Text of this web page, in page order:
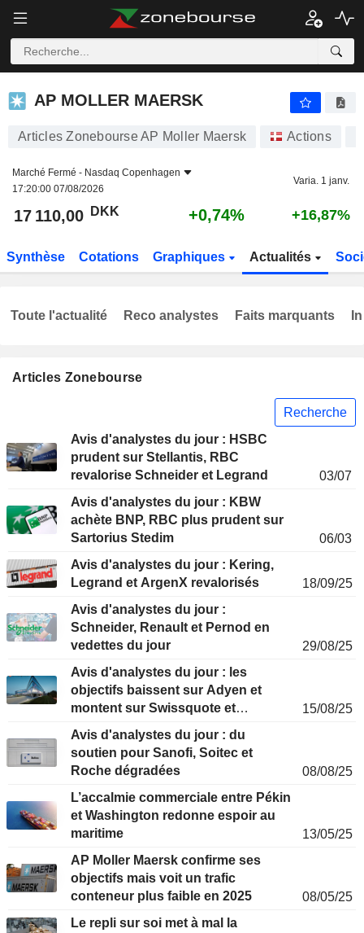
AP MOLLER MAERSK
AP MOLLER MAERSK
Articles Zonebourse AP Moller Maersk Actions
Marché Fermé - Nasdaq Copenhagen
17:20:00 07/08/2026
Varia. 1 janv.
17 110,00 DKK +0,74% +16,87%
Synthèse Cotations Graphiques Actualités
Articles Zonebourse
Recherche
Avis d'analystes du jour : HSBC
prudent sur Stellantis, RBC
revalorise Schneider et Legrand
03/07
Avis d'analystes du jour : KBW
achète BNP, RBC plus prudent sur
Sartorius Stedim
06/03
Avis d'analystes du jour : Kering,
Legrand et ArgenX revalorisés
18/09/25
Avis d'analystes du jour :
Schneider, Renault et Pernod en
vedettes du jour
29/08/25
Avis d'analystes du jour : les
objectifs baissent sur Adyen et
montent sur Swissquote et
15/08/25
Avis d'analystes du jour : du
soutien pour Sanofi, Soitec et
Roche dégradées
08/08/25
L’accalmie commerciale entre Pékin
et Washington redonne espoir au
maritime
13/05/25
AP Moller Maersk confirme ses
objectifs mais voit un trafic
conteneur plus faible en 2025
08/05/25
Le repli sur soi met à mal la
Toute l'actualité Reco analystes Faits marquants